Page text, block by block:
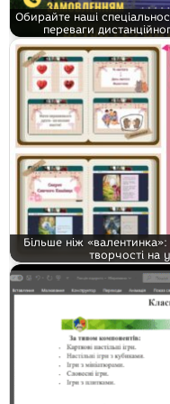
Обирайте наші
переваги
Більше ніж
творчості на